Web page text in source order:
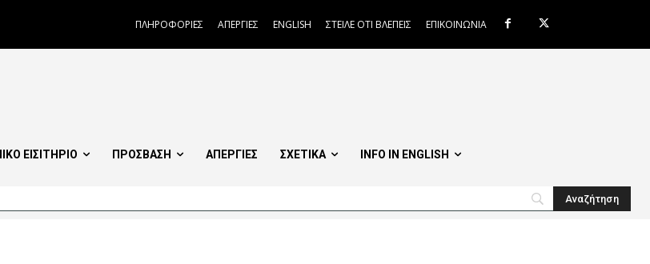
ΠΛΗΡΟΦΟΡΙΕΣ ΑΠΕΡΓΙΕΣ ENGLISH ΣΤΕΙΛΕ ΟΤΙ ΒΛΕΠΕΙΣ ΕΠΙΚΟΙΝΩΝΙΑ
ΕΙΣΙΤΗΡΙΟ ΠΡΟΣΒΑΣΗ ΑΠΕΡΓΙΕΣ ΣΧΕΤΙΚΑ INFO IN ENGLISH